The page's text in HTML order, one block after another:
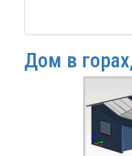
Дом в